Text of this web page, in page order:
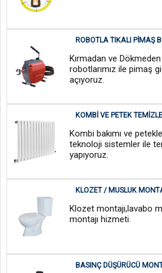
ROBOTLA TIKALI PIMAŞ
Kırmadan ve Dökmeden
robotlarımız ile pimaş
açıyoruz.
KOMBI VE PETEK
Kombi bakımı ve
teknoloji sistemler ile
yapıyoruz.
KLOZET / MUSLUK
Klozet montajı,lavabo
montajı hizmeti.
BASINÇ DÜŞÜRÜCÜ